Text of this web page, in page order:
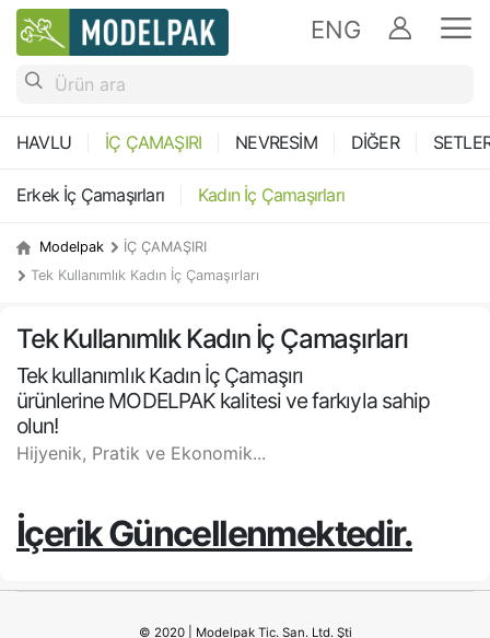
ENG
HAVLU İÇ ÇAMAŞIRI NEVRESİM DİĞER
Erkek İç Çamaşırları Kadın İç Çamaşırları
Modelpak
İÇ ÇAMAŞIRI
Tek Kullanımlık Kadın İç Çamaşırları
Tek Kullanımlık Kadın İç Çamaşırları
Tek kullanımlık Kadın İç Çamaşırı
ürünlerine MODELPAK kalitesi ve farkıyla sahip
olun!
Hijyenik, Pratik ve Ekonomik...
İçerik Güncellenmektedir.
© 2020 | Modelpak Tic. San. Ltd. Şti